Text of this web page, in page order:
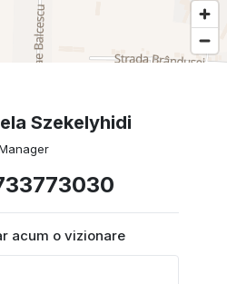
Szekelyhidi
acum o vizionare